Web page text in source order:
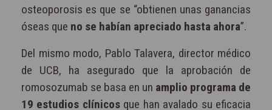
osteoporosis es que se “obtienen unas ganancias
óseas que no se habían apreciado hasta ahora”.
Del mismo modo, Pablo Talavera, director médico
de UCB, ha asegurado que la aprobación de
romosozumab se basa en un amplio programa de
19 estudios clínicosque han avalado su eficacia